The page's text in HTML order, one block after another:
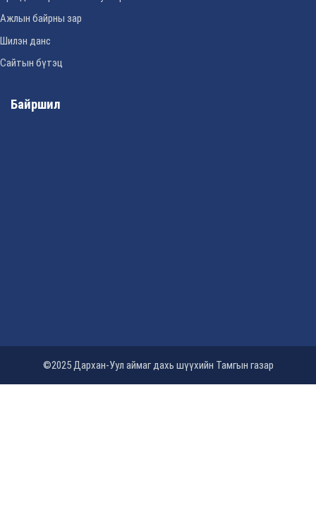
Ажлын байрны зар
Шилэн данс
Сайтын бүтэц
Байршил
©2025 Дархан-Уул аймаг дахь шүүхийн Тамгын газар